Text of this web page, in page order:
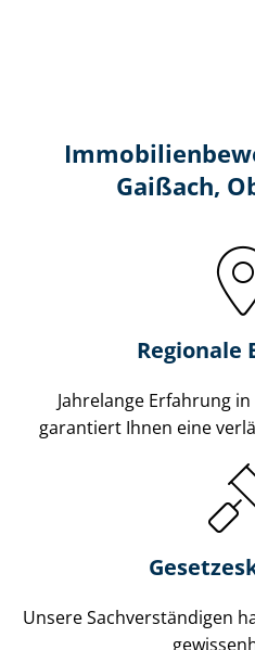
Gaißach,
Regionale
Jahrelange Erfahrung
garantiert Ihnen eine
Unsere Sach­ver­stän­di­gen